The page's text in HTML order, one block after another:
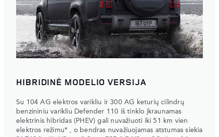
HIBRIDINĖ MODELIO VERSIJA
Su 104 AG elektros varikliu ir 300 AG keturių cilindrų
benzininiu varikliu Defender 110 iš tinklo įkraunamas
elektrinis hibridas (PHEV) gali nuvažiuoti iki 51 km vien
elektros režimu* , o bendras nuvažiuojamas atstumas siekia